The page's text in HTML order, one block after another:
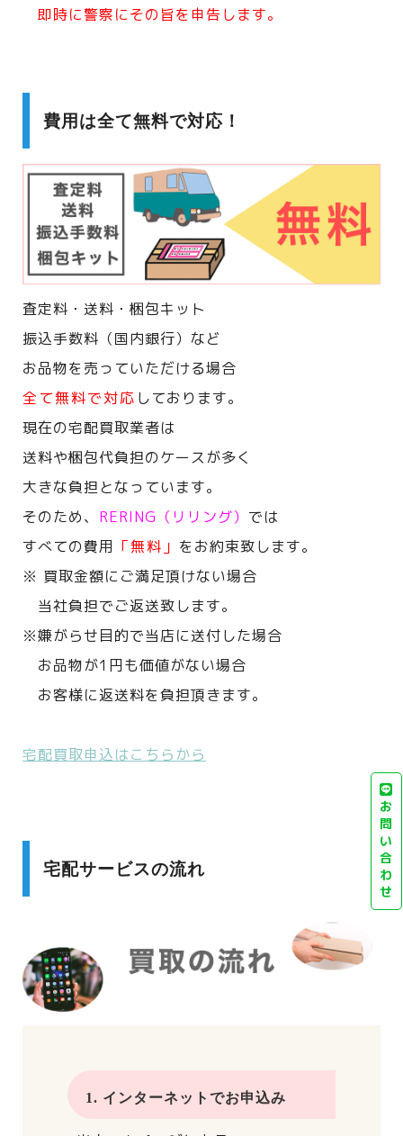
即時に警察にその旨を申告します。
費用は全て無料で対応！
査定料・送料・梱包キット
振込手数料（国内銀行）など
お品物を売っていただける場合
全て無料で対応 しております。
現在の宅配買取業者は
送料や梱包代負担のケースが多く
大きな負担となっています。
そのため、 RERING（リリング） では
すべての費用 「無料」 をお約束致します。
※ 買取金額にご満足頂けない場合
当社負担でご返送致します。
※嫌がらせ目的で当店に送付した場合
お品物が1円も価値がない場合
お客様に返送料を負担頂きます。
宅配買取申込はこちらから
宅配サービスの流れ
1. インターネットでお申込み
お
問
い
合
わ
せ